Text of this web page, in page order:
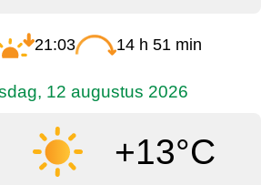
21:03 14 h 51 min
12 augustus 2026
+13°C